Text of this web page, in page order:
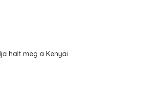
halt meg a Kenyai